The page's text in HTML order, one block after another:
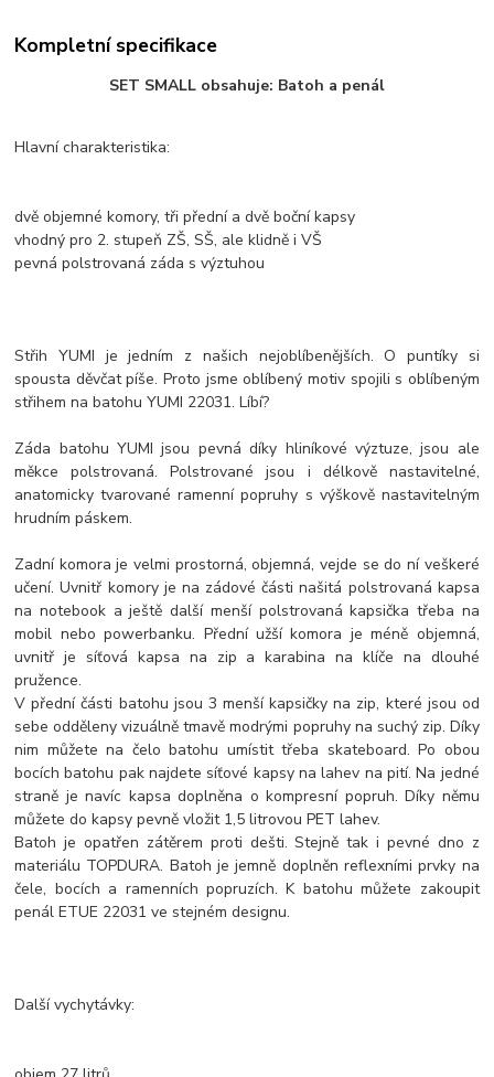
Kompletní specifikace
SET SMALL obsahuje: Batoh a penál
Hlavní charakteristika:
dvě objemné komory, tři přední a dvě boční kapsy
vhodný pro 2. stupeň ZŠ, SŠ, ale klidně i VŠ
pevná polstrovaná záda s výztuhou
Střih YUMI je jedním z našich nejoblíbenějších. O puntíky si
spousta děvčat píše. Proto jsme oblíbený motiv spojili s oblíbeným
střihem na batohu YUMI 22031. Líbí?
Záda batohu YUMI jsou pevná díky hliníkové výztuze, jsou ale
měkce polstrovaná. Polstrované jsou i délkově nastavitelné,
anatomicky tvarované ramenní popruhy s výškově nastavitelným
hrudním páskem.
Zadní komora je velmi prostorná, objemná, vejde se do ní veškeré
učení. Uvnitř komory je na zádové části našitá polstrovaná kapsa
na notebook a ještě další menší polstrovaná kapsička třeba na
mobil nebo powerbanku. Přední užší komora je méně objemná,
uvnitř je síťová kapsa na zip a karabina na klíče na dlouhé
pružence.
V přední části batohu jsou 3 menší kapsičky na zip, které jsou od
sebe odděleny vizuálně tmavě modrými popruhy na suchý zip. Díky
nim můžete na čelo batohu umístit třeba skateboard. Po obou
bocích batohu pak najdete síťové kapsy na lahev na pití. Na jedné
straně je navíc kapsa doplněna o kompresní popruh. Díky němu
můžete do kapsy pevně vložit 1,5 litrovou PET lahev.
Batoh je opatřen zátěrem proti dešti. Stejně tak i pevné dno z
materiálu TOPDURA. Batoh je jemně doplněn reflexními prvky na
čele, bocích a ramenních popruzích. K batohu můžete zakoupit
penál ETUE 22031 ve stejném designu.
Další vychytávky: